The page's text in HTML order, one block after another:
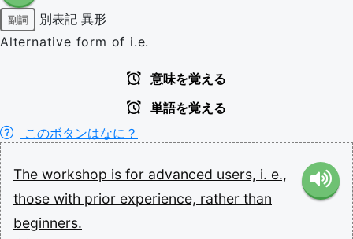
国）
語（イ
副詞 別表記 異形
Alternative form of i.e.
意味を覚える
単語を覚える
このボタンはなに？
The workshop is for advanced users, i. e.,
those with prior experience, rather than
beginners.